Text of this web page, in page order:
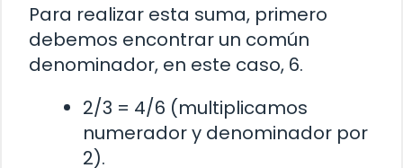
Para realizar esta suma, primero
debemos encontrar un común
denominador, en este caso, 6.
2/3 = 4/6 (multiplicamos
numerador y denominador por
2).